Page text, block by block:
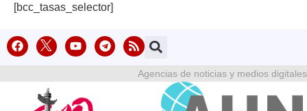
[bcc_tasas_selector]
Agencias de noticias y medios digitales